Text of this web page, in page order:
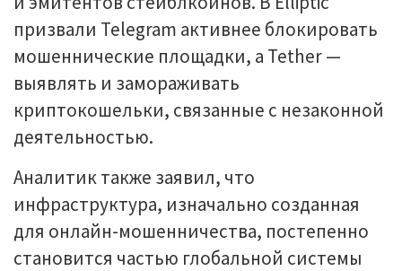
призвали Telegram активнее блокировать
мошеннические площадки, а Tether —
выявлять и замораживать
криптокошельки, связанные с незаконной
деятельностью.
Аналитик также заявил, что
инфраструктура, изначально созданная
для онлайн-мошенничества, постепенно
становится частью глобальной системы